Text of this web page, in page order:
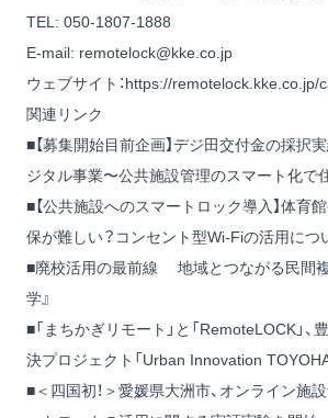
TEL: 050-1807-1888
E-mail: remotelock@kke.co.jp
ウェブサイト：https://remotelock.kke.co.jp/
関連リンク
■【募集開始目前企画】デジ田交付金の採択
ジタル事業〜公共施設管理のスマート化で
■【公共施設へのスマートロック導入】体育
保が難しい？コンセント型Wi-Fiの活用につ
■廃校活用の最前線 地域とつながる民間複
学』
■「まちかぎリモート」と「RemoteLOCK」
決プロジェクト「Urban Innovation
■＜四国初！＞愛媛県大洲市、オンライン施